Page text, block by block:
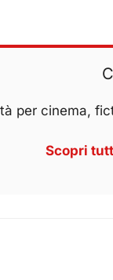
per cinema,
Scopri